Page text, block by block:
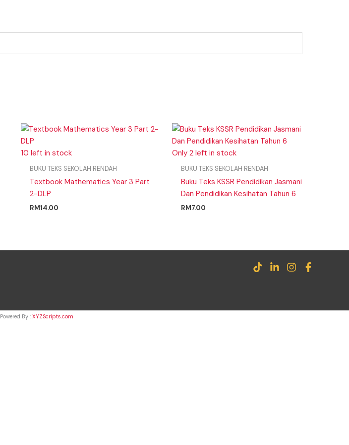
10 left in stock
BUKU TEKS SEKOLAH RENDAH
Textbook Mathematics Year 3 Part
2-DLP
RM14.00
Only 2 left in stock
BUKU TEKS SEKOLAH RENDAH
Buku Teks KSSR Pendidikan Jasmani
Dan Pendidikan Kesihatan Tahun 6
RM7.00
Powered By : XYZScripts.com